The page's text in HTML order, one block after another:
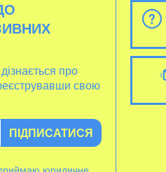
про
свою
ПІДПИСАТИСЯ